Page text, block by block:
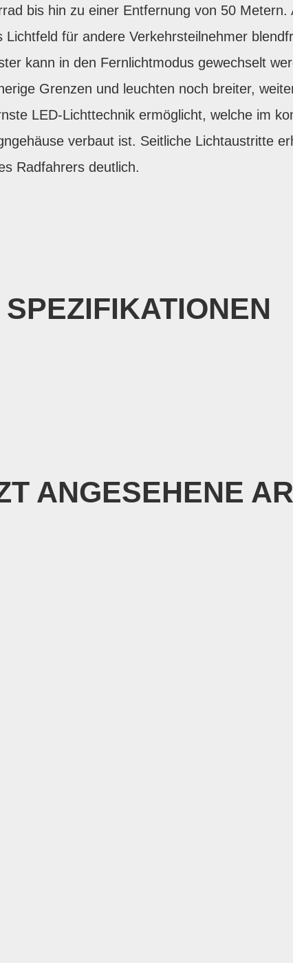
bis hin zu einer Entfernung von 50 Metern.
Lichtfeld für andere Verkehrsteilnehmer
kann in den Fernlichtmodus gewechselt
Grenzen und leuchten noch breiter,
LED-Lichttechnik ermöglicht, welche im
verbaut ist. Seitliche Lichtaustritte
Radfahrers deutlich.
SPEZIFIKATIONEN
ANGESEHENE